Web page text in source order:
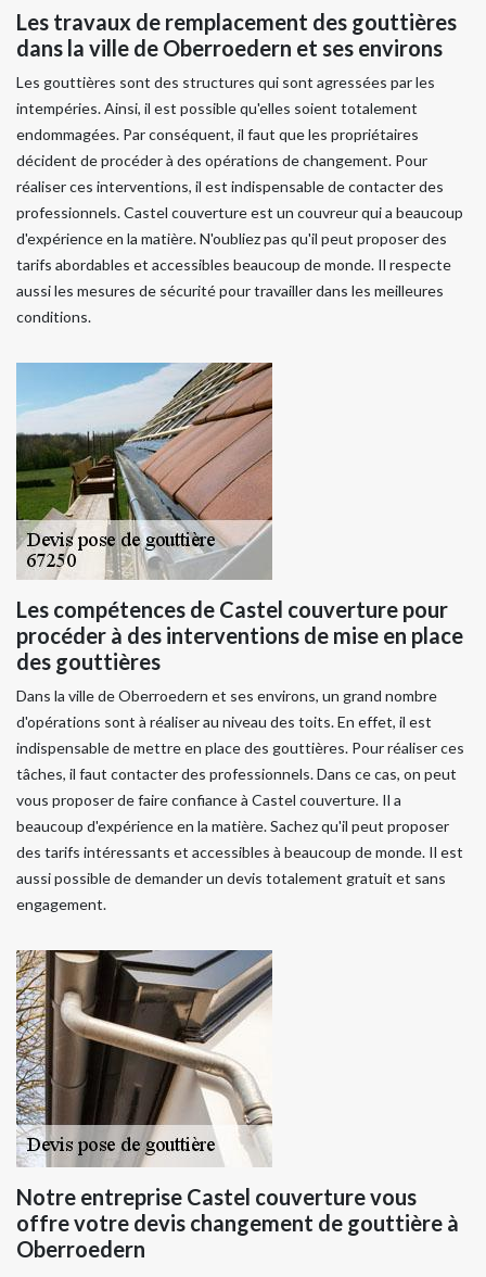
Les travaux de remplacement des gouttières
dans la ville de Oberroedern et ses environs
Les gouttières sont des structures qui sont agressées par les
intempéries. Ainsi, il est possible qu'elles soient totalement
endommagées. Par conséquent, il faut que les propriétaires
décident de procéder à des opérations de changement. Pour
réaliser ces interventions, il est indispensable de contacter des
professionnels. Castel couverture est un couvreur qui a beaucoup
d'expérience en la matière. N'oubliez pas qu'il peut proposer des
tarifs abordables et accessibles beaucoup de monde. Il respecte
aussi les mesures de sécurité pour travailler dans les meilleures
conditions.
Les compétences de Castel couverture pour
procéder à des interventions de mise en place
des gouttières
Dans la ville de Oberroedern et ses environs, un grand nombre
d'opérations sont à réaliser au niveau des toits. En effet, il est
indispensable de mettre en place des gouttières. Pour réaliser ces
tâches, il faut contacter des professionnels. Dans ce cas, on peut
vous proposer de faire confiance à Castel couverture. Il a
beaucoup d'expérience en la matière. Sachez qu'il peut proposer
des tarifs intéressants et accessibles à beaucoup de monde. Il est
aussi possible de demander un devis totalement gratuit et sans
engagement.
Notre entreprise Castel couverture vous
offre votre devis changement de gouttière à
Oberroedern